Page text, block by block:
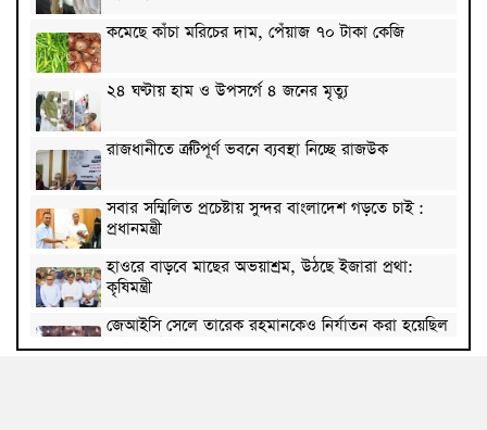
কমেছে কাঁচা মরিচের দাম, পেঁয়াজ ৭০ টাকা কেজি
২৪ ঘণ্টায় হাম ও উপসর্গে ৪ জনের মৃত্যু
রাজধানীতে ত্রুটিপূর্ণ ভবনে ব্যবস্থা নিচ্ছে রাজউক
সবার সম্মিলিত প্রচেষ্টায় সুন্দর বাংলাদেশ গড়তে চাই :
প্রধানমন্ত্রী
হাওরে বাড়বে মাছের অভয়াশ্রম, উঠছে ইজারা প্রথা:
কৃষিমন্ত্রী
জেআইসি সেলে তারেক রহমানকেও নির্যাতন করা হয়েছিল
: চিফ প্রসিকিউটর